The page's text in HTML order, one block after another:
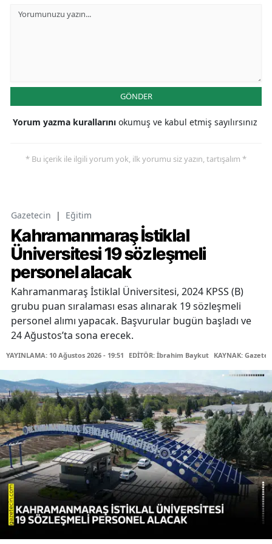
GÖNDER
Yorum yazma kurallarını okumuş ve kabul etmiş sayılırsınız
* Bu içerik ile ilgili yorum yok, ilk yorumu siz yazın, tartışalım *
Gazetecin | Eğitim
Kahramanmaraş İstiklal
Üniversitesi 19 sözleşmeli
personel alacak
Kahramanmaraş İstiklal Üniversitesi, 2024 KPSS (B)
grubu puan sıralaması esas alınarak 19 sözleşmeli
personel alımı yapacak. Başvurular bugün başladı ve
24 Ağustos’ta sona erecek.
YAYINLAMA: 10 Ağustos 2026 - 19:51 EDİTÖR: İbrahim Baykut KAYNAK: